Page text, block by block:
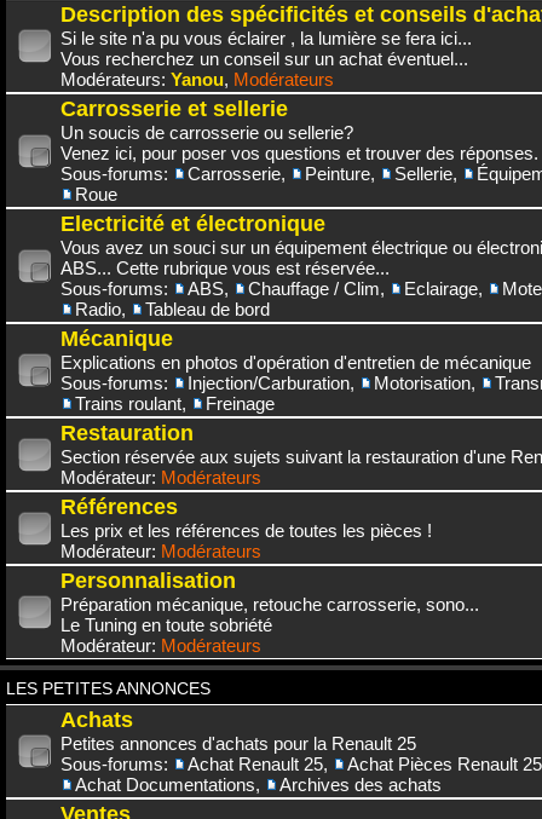
Description des spécificités et conseils
Si le site n'a pu vous éclairer , la lumière se fera ici...
Vous recherchez un conseil sur un achat éventuel...
Modérateurs: Yanou, Modérateurs
Carrosserie et sellerie
Un soucis de carrosserie ou sellerie?
Venez ici, pour poser vos questions et trouver des réponses.
Sous-forums:
Carrosserie, Peinture, Sellerie,
Roue
Electricité et électronique
Vous avez un souci sur un équipement électrique ou
ABS... Cette rubrique vous est réservée...
Sous-forums:
ABS, Chauffage / Clim, Eclairage,
Radio, Tableau de bord
Mécanique
Explications en photos d'opération d'entretien de mécanique
Sous-forums:
Injection/Carburation, Motorisation,
Trains roulant, Freinage
Restauration
Section réservée aux sujets suivant la restauration d'une
Modérateur: Modérateurs
Références
Les prix et les références de toutes les pièces !
Modérateur: Modérateurs
Personnalisation
Préparation mécanique, retouche carrosserie, sono...
Le Tuning en toute sobriété
Modérateur: Modérateurs
LES PETITES ANNONCES
Achats
Petites annonces d'achats pour la Renault 25
Sous-forums:
Achat Renault 25,
Achat Pièces Renault 25
Achat Documentations, Archives des achats
Ventes